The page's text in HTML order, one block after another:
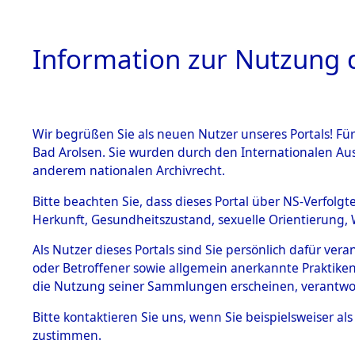
HOME
BESTÄNDE
Inhaftierungsdoku
mente
1.2.9 Beim ITS
verwahrte
1.2.9.1
Effekten aus
2Akten
DISSEL,
geb. 9. Oktober 1920
Land
Information zur Nutzung
Wir begrüßen Sie als neuen Nutzer unseres Portals!
Bad Arolsen. Sie wurden durch den Internationalen
anderem nationalen Archivrecht.
Bitte beachten Sie, dass dieses Portal über NS-
Herkunft, Gesundheitszustand, sexuelle
Als Nutzer dieses Portals sind Sie persönlich dafür
oder Betroffener sowie allgemein anerkannte
die Nutzung seiner Sammlungen erscheinen,
Bitte kontaktieren Sie uns, wenn Sie beispielsweiser
zustimmen.